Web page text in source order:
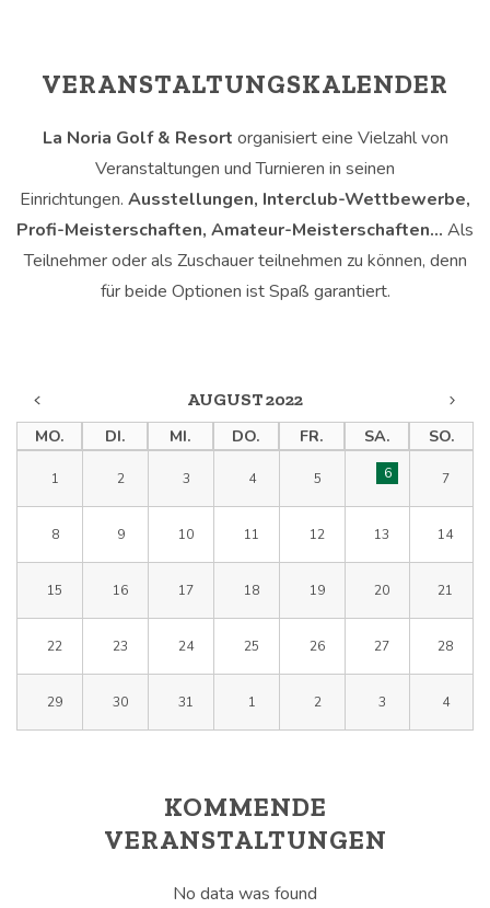
VERANSTALTUNGSKALENDER
La Noria Golf & Resort organisiert eine Vielzahl von
Veranstaltungen und Turnieren in seinen
Einrichtungen. Ausstellungen, Interclub-Wettbewerbe,
Profi-Meisterschaften, Amateur-Meisterschaften… Als
Teilnehmer oder als Zuschauer teilnehmen zu können, denn
für beide Optionen ist Spaß garantiert.
AUGUST 2022
MO. DI. MI. DO. FR. SA. SO.
1 2 3 4 5 6 7
8 9 10 11 12 13 14
15 16 17 18 19 20 21
22 23 24 25 26 27 28
29 30 31 1 2 3 4
KOMMENDE
VERANSTALTUNGEN
No data was found